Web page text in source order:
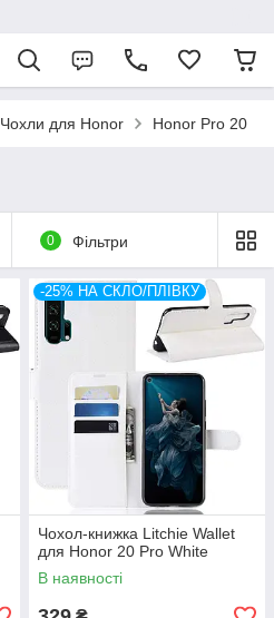
Чохли для Honor Honor Pro 20
0 Фільтри
-25% НА СКЛО/ПЛІВКУ
Чохол-книжка Litchie Wallet
для Honor 20 Pro White
В наявності